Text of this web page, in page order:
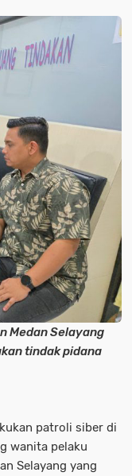
Medan Selayang
tindak pidana
patroli siber di
wanita pelaku
Selayang yang